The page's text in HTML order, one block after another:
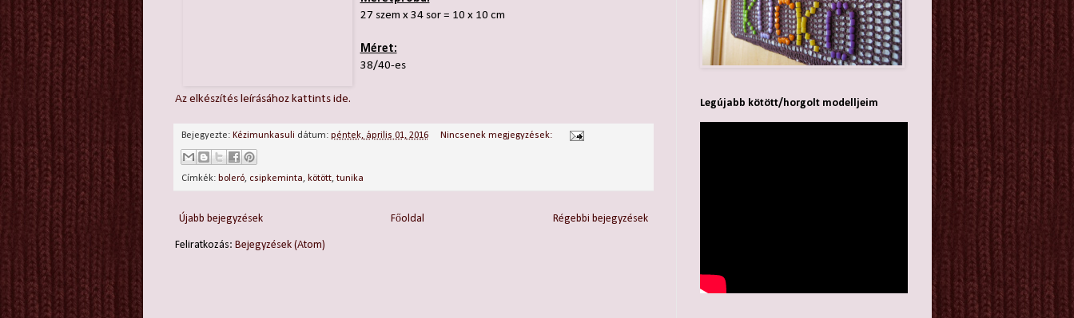
27 szem x 34 sor = 10 x 10 cm
Méret:
38/40-es
Az elkészítés leírásához kattints ide.
Bejegyezte: Kézimunkasuli dátum: péntek, április 01, 2016 Nincsenek megjegyzések:
Címkék: boleró, csipkeminta, kötött, tunika
Újabb bejegyzések Régebbi bejegyzések
Főoldal
Feliratkozás: Bejegyzések (Atom)
Legújabb kötött/horgolt modelljeim